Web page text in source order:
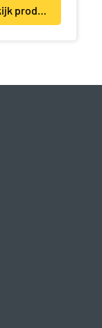
Bekijk product(en)